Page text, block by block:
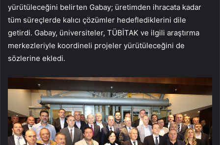
yürütüleceğini belirten Gabay; üretimden ihracata kadar
tüm süreçlerde kalıcı çözümler hedeflediklerini dile
getirdi. Gabay, üniversiteler, TÜBİTAK ve ilgili araştırma
merkezleriyle koordineli projeler yürütüleceğini de
sözlerine ekledi.